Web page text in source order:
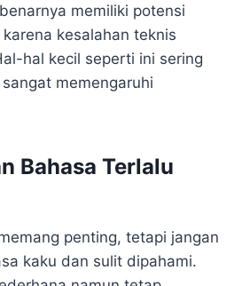
memiliki potensi
kesalahan teknis
hal kecil seperti ini sering
memengaruhi
Bahasa Terlalu
penting, tetapi jangan
kaku dan sulit dipahami.